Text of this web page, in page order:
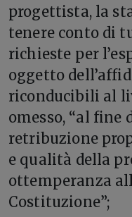
progettista, la
tenere conto di
richieste per
oggetto
riconducibili al
omesso, “al fine
retribuzione
e qualità della
ottemperanza
Costituzione”;